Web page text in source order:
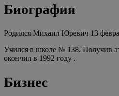
Биография
Родился Михаил Юревич 13
Учился в школе № 138. Получив
окончил в 1992 году .
Бизнес